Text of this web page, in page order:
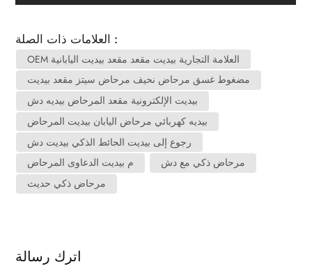
العلامات ذات الصلة :
OEM العلامة التجارية بيديت مقعد مقعد بيديت اليابانية
مضغوط غسق مرحاض نحيف مرحاض سيتز مقعد بيديت
بيديت الإلكترونية مقعد المرحاض بيديه دش
بيديه كهربائي مرحاض اليابان بيديت المرحاض
رجوع إلى بيديت الحائط الذكي بيديت دش
م بيديت الدعاوى المرحاض
مرحاض ذكي مع دش
مرحاض ذكي حديث
اترك رسالة